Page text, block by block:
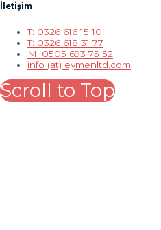
İletişim
T: 0326 616 15 10
T: 0326 618 31 77
M: 0505 693 75 52
info (at) eymenltd.com
Scroll to Top